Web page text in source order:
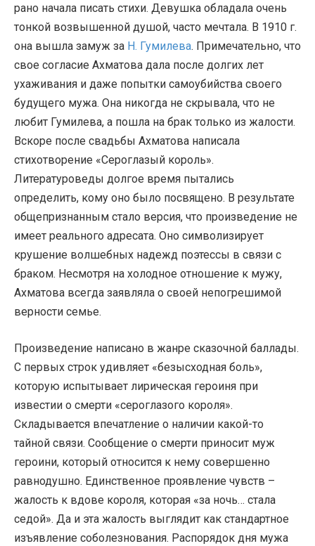
рано начала писать стихи. Девушка обладала очень
тонкой возвышенной душой, часто мечтала. В 1910 г.
она вышла замуж за Н. Гумилева. Примечательно, что
свое согласие Ахматова дала после долгих лет
ухаживания и даже попытки самоубийства своего
будущего мужа. Она никогда не скрывала, что не
любит Гумилева, а пошла на брак только из жалости.
Вскоре после свадьбы Ахматова написала
стихотворение «Сероглазый король».
Литературоведы долгое время пытались
определить, кому оно было посвящено. В результате
общепризнанным стало версия, что произведение не
имеет реального адресата. Оно символизирует
крушение волшебных надежд поэтессы в связи с
браком. Несмотря на холодное отношение к мужу,
Ахматова всегда заявляла о своей непогрешимой
верности семье.
Произведение написано в жанре сказочной баллады.
С первых строк удивляет «безысходная боль»,
которую испытывает лирическая героиня при
известии о смерти «сероглазого короля».
Складывается впечатление о наличии какой-то
тайной связи. Сообщение о смерти приносит муж
героини, который относится к нему совершенно
равнодушно. Единственное проявление чувств –
жалость к вдове короля, которая «за ночь… стала
седой». Да и эта жалость выглядит как стандартное
изъявление соболезнования. Распорядок дня мужа